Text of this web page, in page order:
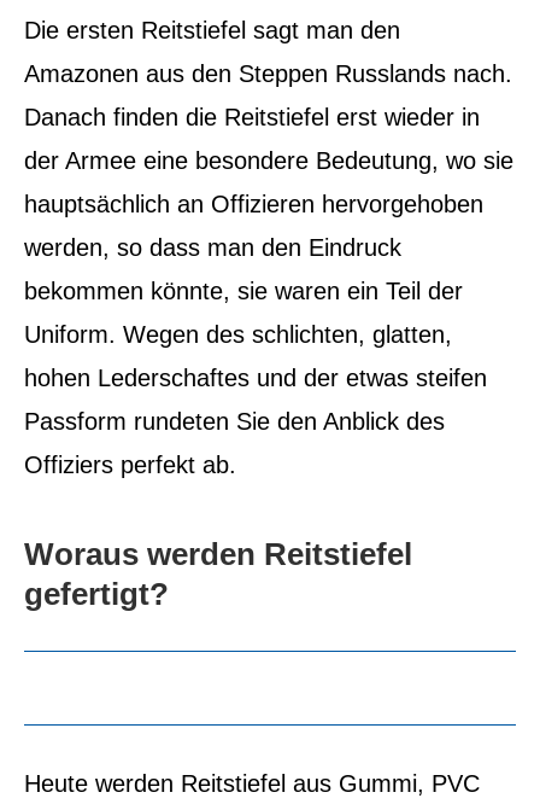
Die ersten Reitstiefel sagt man den
Amazonen aus den Steppen Russlands nach.
Danach finden die Reitstiefel erst wieder in
der Armee eine besondere Bedeutung, wo sie
hauptsächlich an Offizieren hervorgehoben
werden, so dass man den Eindruck
bekommen könnte, sie waren ein Teil der
Uniform. Wegen des schlichten, glatten,
hohen Lederschaftes und der etwas steifen
Passform rundeten Sie den Anblick des
Offiziers perfekt ab.
Woraus werden Reitstiefel
gefertigt?
Heute werden Reitstiefel aus Gummi, PVC